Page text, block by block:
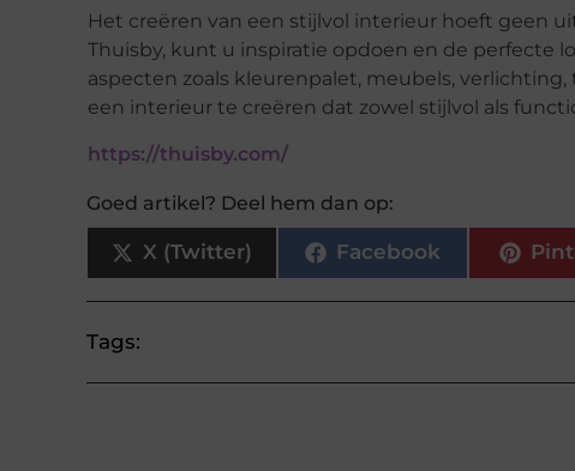
Het creëren van een stijlvol interieur hoeft geen
Thuisby, kunt u inspiratie opdoen en de perfecte
aspecten zoals kleurenpalet, meubels,
een interieur te creëren dat zowel stijlvol als
https://thuisby.com/
Goed artikel? Deel hem dan op:
X (Twitter) Facebook
Tags: